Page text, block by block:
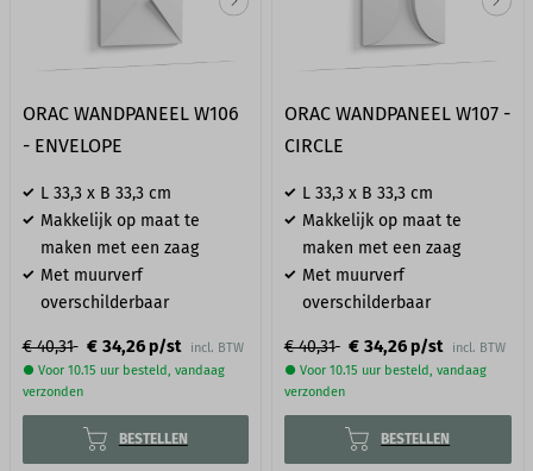
ORAC WANDPANEEL W106
- ENVELOPE
L 33,3 x B 33,3 cm
Makkelijk op maat te
maken met een zaag
Met muurverf
overschilderbaar
€ 40,31 € 34,26p/st
incl. BTW
● Voor 10.15 uur besteld, vandaag
verzonden
BESTELLEN
ORAC WANDPANEEL W107 -
CIRCLE
L 33,3 x B 33,3 cm
Makkelijk op maat te
maken met een zaag
Met muurverf
overschilderbaar
€ 40,31 € 34,26p/st
incl. BTW
● Voor 10.15 uur besteld, vandaag
verzonden
BESTELLEN